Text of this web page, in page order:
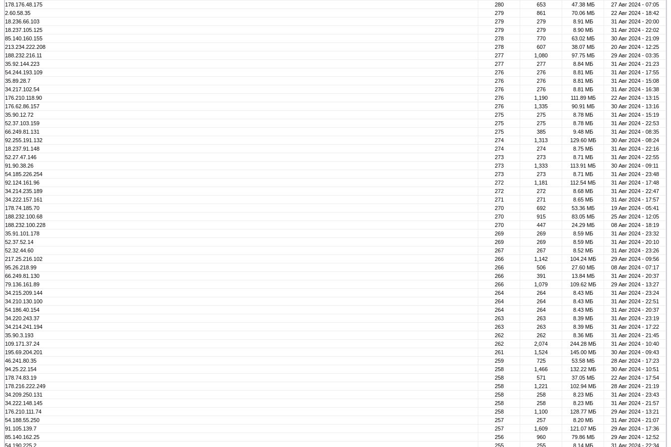
178.176.48.175 280 653 47.38 МБ
27 Авг 2024 - 07:05
2.60.58.35
279 861 70.06 МБ
22 Авг 2024 - 18:42
18.236.66.103
279 279 8.91 МБ
31 Авг 2024 - 20:00
18.237.105.125
279 279 8.90 МБ
31 Авг 2024 - 22:02
85.140.160.155
278 770 63.02 МБ
30 Авг 2024 - 21:09
213.234.222.208
278 607 38.07 МБ
20 Авг 2024 - 12:25
188.232.216.11
277 1,080 97.75 МБ
29 Авг 2024 - 03:35
35.92.144.223
277 277 8.84 МБ
31 Авг 2024 - 21:23
54.244.193.109
276 276 8.81 МБ
31 Авг 2024 - 17:55
35.89.28.7
276 276 8.81 МБ
31 Авг 2024 - 15:08
34.217.102.54
276 276 8.81 МБ
31 Авг 2024 - 16:38
176.210.118.90
276 1,190 111.89 МБ
22 Авг 2024 - 13:15
176.62.86.157
276 1,335 90.91 МБ
30 Авг 2024 - 13:16
35.90.12.72
275 275 8.78 МБ
31 Авг 2024 - 15:19
52.37.103.159
275 275 8.78 МБ
31 Авг 2024 - 22:53
66.249.81.131
275 385 9.48 МБ
31 Авг 2024 - 08:35
92.255.191.132
274 1,313 129.60 МБ
30 Авг 2024 - 08:24
18.237.91.148
274 274 8.75 МБ
31 Авг 2024 - 22:16
52.27.47.146
273 273 8.71 МБ
31 Авг 2024 - 22:55
91.90.38.26
273 1,333 113.91 МБ
30 Авг 2024 - 09:11
54.185.226.254
273 273 8.71 МБ
31 Авг 2024 - 23:48
92.124.161.96
272 1,181 112.54 МБ
31 Авг 2024 - 17:48
34.214.235.189
272 272 8.68 МБ
31 Авг 2024 - 22:47
34.222.157.161
271 271 8.65 МБ
31 Авг 2024 - 17:57
178.74.185.70
270 692 53.36 МБ
19 Авг 2024 - 05:41
188.232.100.68
270 915 83.05 МБ
25 Авг 2024 - 12:05
188.232.100.228
270 447 24.29 МБ
08 Авг 2024 - 18:19
35.91.101.178
269 269 8.59 МБ
31 Авг 2024 - 23:32
52.37.52.14
269 269 8.59 МБ
31 Авг 2024 - 20:10
52.32.44.60
267 267 8.52 МБ
31 Авг 2024 - 23:26
217.25.216.102
266 1,142 104.24 МБ
29 Авг 2024 - 09:56
95.26.218.99
266 506 27.60 МБ
08 Авг 2024 - 07:17
66.249.81.130
266 391 13.84 МБ
31 Авг 2024 - 20:37
79.136.161.89
266 1,079 109.62 МБ
29 Авг 2024 - 13:27
34.215.209.144
264 264 8.43 МБ
31 Авг 2024 - 23:24
34.210.130.100
264 264 8.43 МБ
31 Авг 2024 - 22:51
54.186.40.154
264 264 8.43 МБ
31 Авг 2024 - 20:37
34.220.243.37
263 263 8.39 МБ
31 Авг 2024 - 23:19
34.214.241.194
263 263 8.39 МБ
31 Авг 2024 - 17:22
35.90.3.193
262 262 8.36 МБ
31 Авг 2024 - 21:45
109.171.37.24
262 2,074 244.28 МБ
31 Авг 2024 - 10:40
195.69.204.201
261 1,524 145.00 МБ
30 Авг 2024 - 09:43
46.241.80.35
259 725 53.58 МБ
28 Авг 2024 - 17:23
94.25.22.154
258 1,466 132.22 МБ
30 Авг 2024 - 10:51
178.74.83.19
258 571 37.05 МБ
22 Авг 2024 - 17:54
178.216.222.249
258 1,221 102.94 МБ
28 Авг 2024 - 21:19
34.209.250.131
258 258 8.23 МБ
31 Авг 2024 - 23:43
34.222.148.145
258 258 8.23 МБ
31 Авг 2024 - 21:57
176.210.111.74
258 1,100 128.77 МБ
29 Авг 2024 - 13:21
54.188.55.250
257 257 8.20 МБ
31 Авг 2024 - 21:07
91.105.139.7
257 1,609 121.07 МБ
29 Авг 2024 - 17:36
85.140.162.25
256 960 79.86 МБ
29 Авг 2024 - 12:52
54.190.225.2
255 255 8.14 МБ 31 Авг 2024 - 22:34